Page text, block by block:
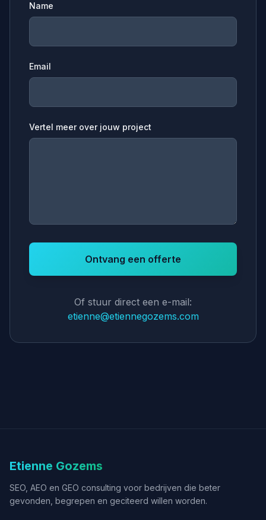
Name
Email
Vertel meer over jouw project
Ontvang een offerte
Of stuur direct een e-mail:
etienne@etiennegozems.com
Etienne Gozems
SEO, AEO en GEO consulting voor bedrijven die beter
gevonden, begrepen en geciteerd willen worden.